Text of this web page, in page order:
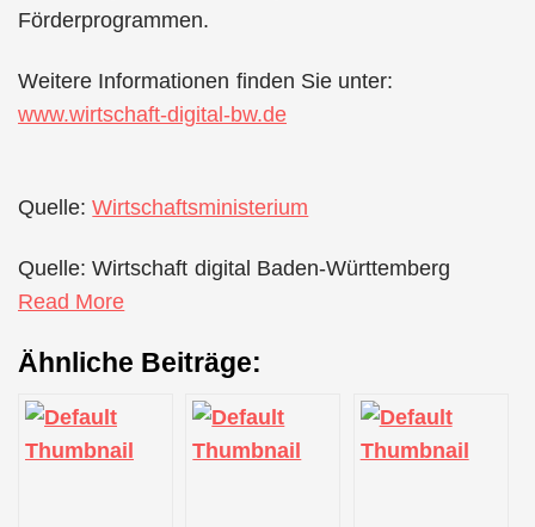
Förderprogrammen.
Weitere Informationen finden Sie unter:
www.wirtschaft-digital-bw.de
Quelle:Wirtschaftsministerium
Quelle: Wirtschaft digital Baden-Württemberg
Read More
Ähnliche Beiträge: